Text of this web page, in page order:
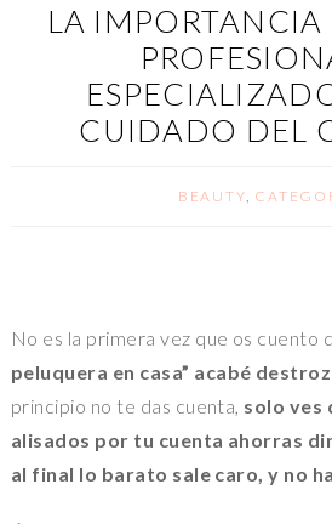
LA IMPORTANCIA
CUIDADO DEL
BEAUTY
No es la primera vez que os cuento
peluquera en casa” acabé
principio no te das cuenta, solo ves
alisados por tu cuenta ahorras
al final lo barato sale caro, y no